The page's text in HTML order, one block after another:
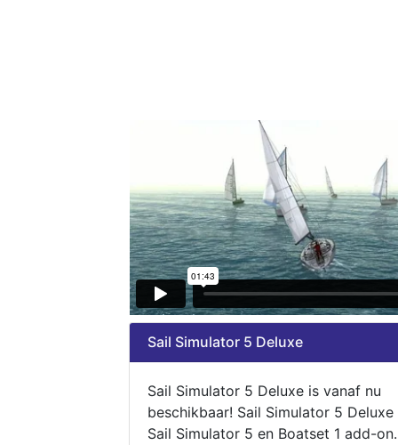
Sail Simulator 5 Deluxe
Sail Simulator 5 Deluxe is vanaf nu
beschikbaar! Sail Simulator 5
Sail Simulator 5 en Boatset 1 add-on.